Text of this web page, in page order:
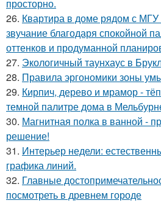
просторно.
26. Квартира в доме рядом с МГУ
звучание благодаря спокойной
оттенков и продуманной
27. Экологичный таунхаус в
28. Правила эргономики зоны
29. Кирпич, дерево и мрамор -
темной палитре дома в
30. Магнитная полка в ванной -
решение!
31. Интерьер недели:
графика линий.
32. Главные
посмотреть в древнем городе